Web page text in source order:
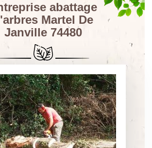
abattage
Martel De
Janville 74480